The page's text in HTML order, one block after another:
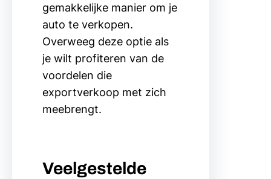
gemakkelijke manier om je
auto te verkopen.
Overweeg deze optie als
je wilt profiteren van de
voordelen die
exportverkoop met zich
meebrengt.
Veelgestelde